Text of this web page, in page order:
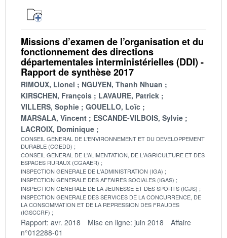
Missions d’examen de l’organisation et du
fonctionnement des directions
départementales interministérielles (DDI) -
Rapport de synthèse 2017
RIMOUX, Lionel
NGUYEN, Thanh Nhuan
KIRSCHEN, François
LAVAURE, Patrick
VILLERS, Sophie
GOUELLO, Loïc
MARSALA, Vincent
ESCANDE-VILBOIS, Sylvie
LACROIX, Dominique
CONSEIL GENERAL DE L'ENVIRONNEMENT ET DU DEVELOPPEMENT
DURABLE (CGEDD)
CONSEIL GENERAL DE L'ALIMENTATION, DE L'AGRICULTURE ET DES
ESPACES RURAUX (CGAAER)
INSPECTION GENERALE DE L'ADMINISTRATION (IGA)
INSPECTION GENERALE DES AFFAIRES SOCIALES (IGAS)
INSPECTION GENERALE DE LA JEUNESSE ET DES SPORTS (IGJS)
INSPECTION GENERALE DES SERVICES DE LA CONCURRENCE, DE
LA CONSOMMATION ET DE LA REPRESSION DES FRAUDES
(IGSCCRF)
Rapport: avr. 2018 Mise en ligne: juin 2018
Affaire
n°012288-01